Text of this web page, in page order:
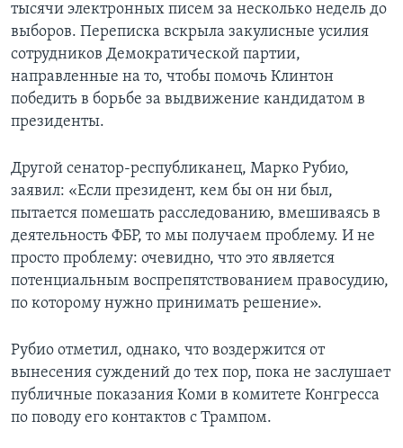
тысячи электронных писем за несколько недель до
выборов. Переписка вскрыла закулисные усилия
сотрудников Демократической партии,
направленные на то, чтобы помочь Клинтон
победить в борьбе за выдвижение кандидатом в
президенты.
Другой сенатор-республиканец, Марко Рубио,
заявил: «Если президент, кем бы он ни был,
пытается помешать расследованию, вмешиваясь в
деятельность ФБР, то мы получаем проблему. И не
просто проблему: очевидно, что это является
потенциальным воспрепятствованием правосудию,
по которому нужно принимать решение».
Рубио отметил, однако, что воздержится от
вынесения суждений до тех пор, пока не заслушает
публичные показания Коми в комитете Конгресса
по поводу его контактов с Трампом.